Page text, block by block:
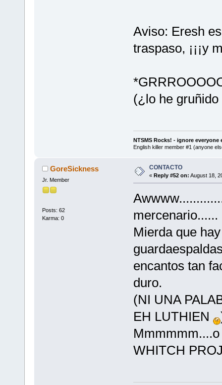
Aviso: Eresh
traspaso, ¡¡¡y
(¿lo he gruñido
NTSMS Rocks! - ignore everyone
English killer member #1 (anyone
GoreSickness
Jr. Member
Posts: 62
Karma: 0
CONTACTO
« Reply #52 on: August 18,
mercenario......
Mierda que
encantos tan
duro.
(NI UNA
EH LUTHIEN
WHITCH